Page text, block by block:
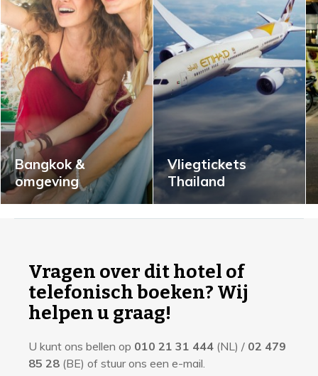
Bangkok &
omgeving
Vliegtickets
Thailand
Vragen over dit hotel of
telefonisch boeken? Wij
helpen u graag!
U kunt ons bellen op 010 21 31 444 (NL) / 02 479
85 28 (BE) of stuur ons een e-mail.